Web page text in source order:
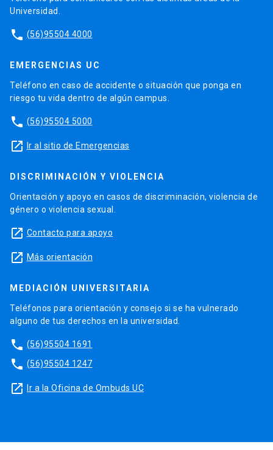
Universidad.
phone (56)95504 4000
EMERGENCIAS UC
Teléfono en caso de accidente o situación que ponga en
riesgo tu vida dentro de algún campus.
phone (56)95504 5000
launch Ir al sitio de Emergencias
DISCRIMINACIÓN Y VIOLENCIA
Orientación y apoyo en casos de discriminación, violencia de
género o violencia sexual.
launch Contacto para apoyo
launch Más orientación
MEDIACIÓN UNIVERSITARIA
Teléfonos para orientación y consejo si se ha vulnerado
alguno de tus derechos en la universidad.
phone (56)95504 1691
phone (56)95504 1247
launch Ir a la Oficina de Ombuds UC